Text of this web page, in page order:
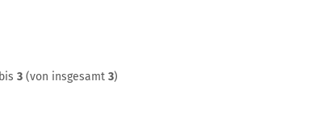
bis 3(von insgesamt 3)